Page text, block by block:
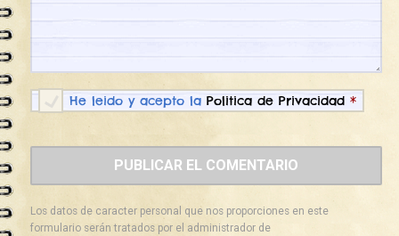
He leido y acepto laPolitica de Privacidad *
Los datos de caracter personal que nos proporciones en este
formulario serán tratados por el administrador de